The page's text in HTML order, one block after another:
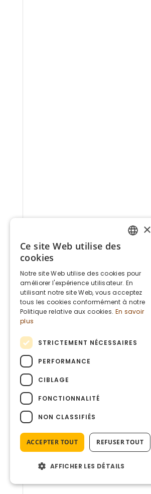
DUTCH
ENGLISH
×
Ce site Web utilise des
cookies
Notre site Web utilise des cookies pour
améliorer l'expérience utilisateur. En
utilisant notre site Web, vous acceptez
tous les cookies conformément à notre
Politique relative aux cookies. En savoir
plus
STRICTEMENT NÉCESSAIRES
PERFORMANCE
CIBLAGE
FONCTIONNALITÉ
NON CLASSIFIÉS
ACCEPTER TOUT REFUSER TOUT
AFFICHER LES DÉTAILS